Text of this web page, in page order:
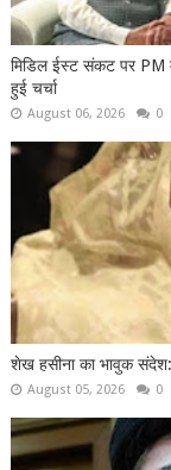
मिडिल ईस्ट संकट पर PM
हुई चर्चा
August 06, 2026 0
शेख हसीना का भावुक संदेश:
August 05, 2026 0